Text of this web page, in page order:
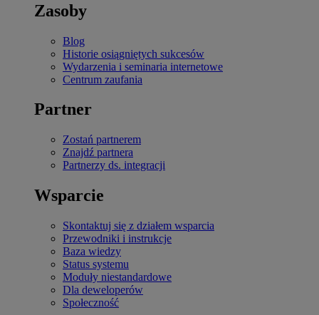
Zasoby
Blog
Historie osiągniętych sukcesów
Wydarzenia i seminaria internetowe
Centrum zaufania
Partner
Zostań partnerem
Znajdź partnera
Partnerzy ds. integracji
Wsparcie
Skontaktuj się z działem wsparcia
Przewodniki i instrukcje
Baza wiedzy
Status systemu
Moduły niestandardowe
Dla deweloperów
Społeczność